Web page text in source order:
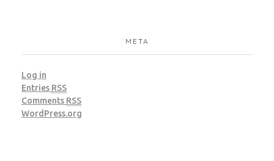
META
Log in
Entries RSS
Comments RSS
WordPress.org